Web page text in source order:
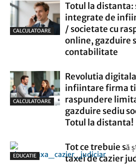
CALCULATOARE
Totul la
integrate de
/ societate cu
online, gazduire
contabilitate
CALCULATOARE
Revolutia
infiintare firma
raspundere
gazduire sediu
Totul la distanta!
EDUCATIE
Tot ce trebuie să
taxei de cazier